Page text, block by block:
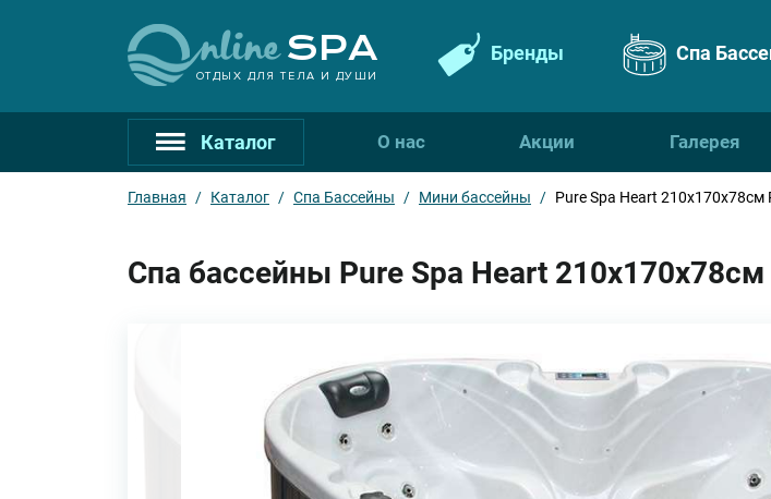
ОТДЫХ ДЛЯ ТЕЛА И ДУШИ
Бренды Спа
Каталог О нас Акции Галерея
Главная / Каталог / Спа Бассейны / Мини бассейны / Pure Spa Heart 210х170х78см
Спа бассейны Pure Spa Heart